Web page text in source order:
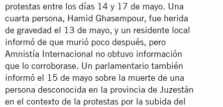
protestas entre los días 14 y 17 de mayo. Una
cuarta persona, Hamid Ghasempour, fue herida
de gravedad el 13 de mayo, y un residente local
informó de que murió poco después, pero
Amnistía Internacional no obtuvo información
que lo corroborase. Un parlamentario también
informó el 15 de mayo sobre la muerte de una
persona desconocida en la provincia de Juzestán
en el contexto de la protestas por la subida del